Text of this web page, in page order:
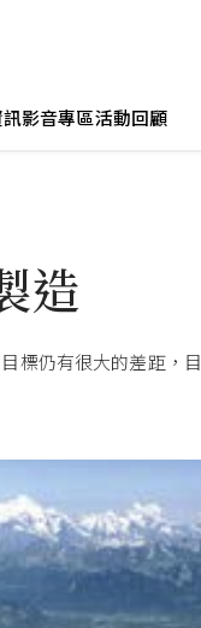
影音專區活動回顧
造
標仍有很大的差距，目